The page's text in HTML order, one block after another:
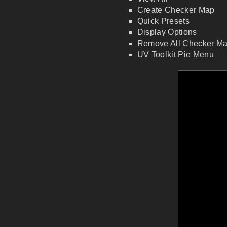
Create Checker Map
Quick Presets
Display Options
Remove All Checker
UV Toolkit Pie Menu